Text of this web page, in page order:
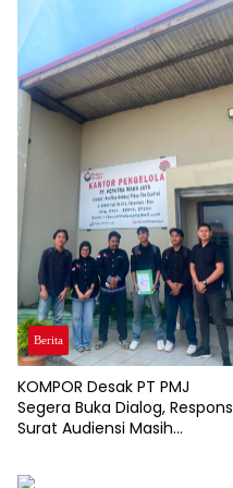
Berita
KOMPOR Desak PT PMJ
Segera Buka Dialog, Respons
Surat Audiensi Masih